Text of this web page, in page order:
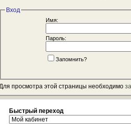
Вход
Имя:
Пароль:
Запомнить?
просмотра этой страницы необходимо
Быстрый переход